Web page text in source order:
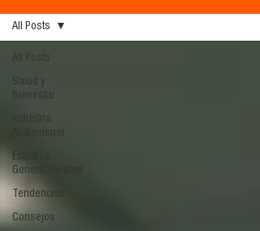
All Posts
Salud y
Bienestar
Industria
Audiovisual
Estudios
Generacionales
Tendencias
Consejos
All Posts